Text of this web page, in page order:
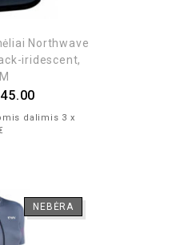
Northwave
iridescent,
45.00
dalimis 3 x
NEBĖRA